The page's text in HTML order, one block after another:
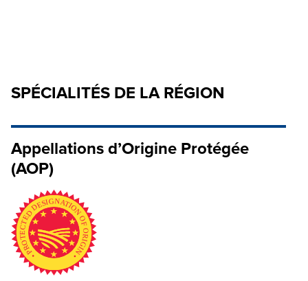
SPÉCIALITÉS DE LA RÉGION
Appellations d’Origine Protégée
(AOP)